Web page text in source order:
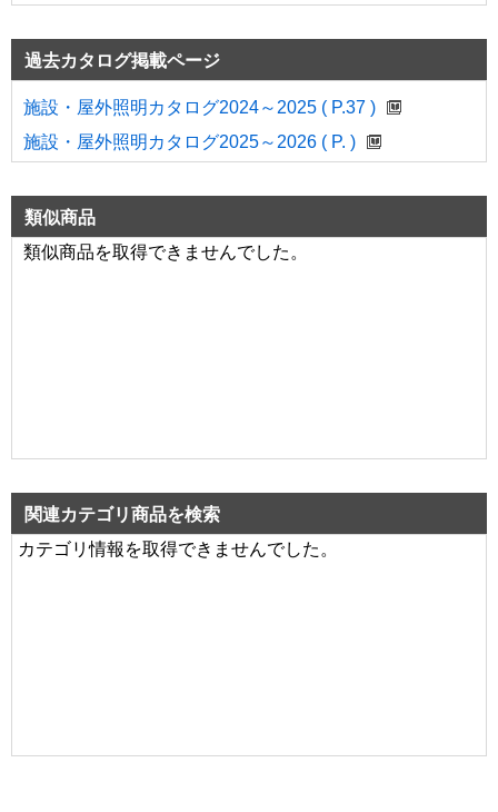
過去カタログ掲載ページ
施設・屋外照明カタログ2024～2025 ( P.37 )
施設・屋外照明カタログ2025～2026 ( P. )
類似商品
類似商品を取得できませんでした。
関連カテゴリ商品を検索
カテゴリ情報を取得できませんでした。